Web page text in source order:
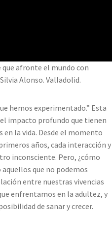
afronte el mundo con
Alonso. Valladolid.
hemos experimentado.” Esta
impacto profundo que tienen
la vida. Desde el momento
años, cada interacción y
inconsciente. Pero, ¿cómo
que no podemos
entre nuestras vivencias
enfrentamos en la adultez, y
de sanar y crecer.